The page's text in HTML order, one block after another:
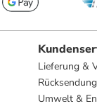
Lieferung &
Umwelt &